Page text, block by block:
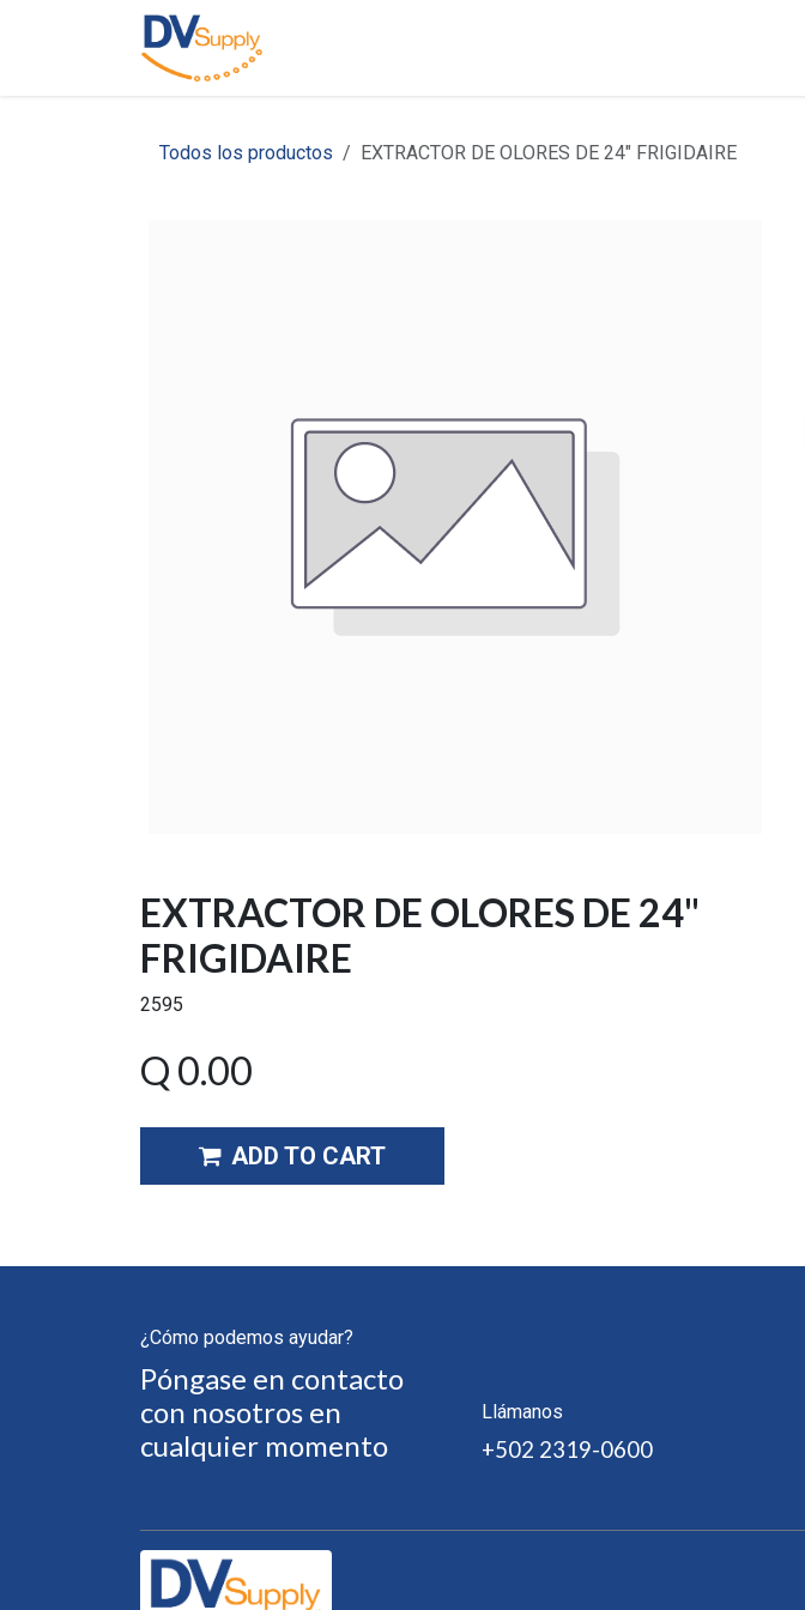
Todos los productos EXTRACTOR DE OLORES DE 24" FRIGIDAIRE
EXTRACTOR DE OLORES DE 24"
FRIGIDAIRE
2595
Q 0.00
ADD TO CART
¿Cómo podemos ayudar?
Póngase en contacto
con nosotros en
cualquier momento
Llámanos
+502 2319-0600